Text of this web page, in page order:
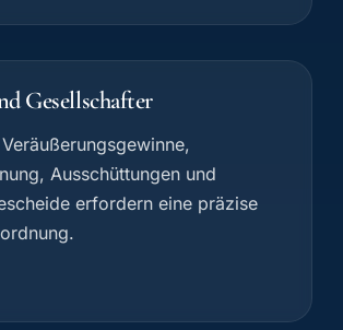
Gesellschafter
Ausschüttungen und
erfordern eine präzise